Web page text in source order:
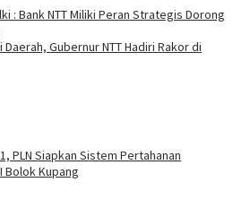
: Bank NTT Miliki Peran Strategis Dorong
Daerah, Gubernur NTT Hadiri Rakor di
PLN Siapkan Sistem Pertahanan
Bolok Kupang